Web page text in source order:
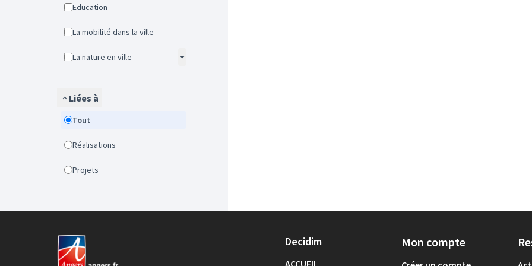
Education
La mobilité dans la ville
La nature en ville
Liées à
Tout
Réalisations
Projets
Decidim
ACCUEIL
Mon compte